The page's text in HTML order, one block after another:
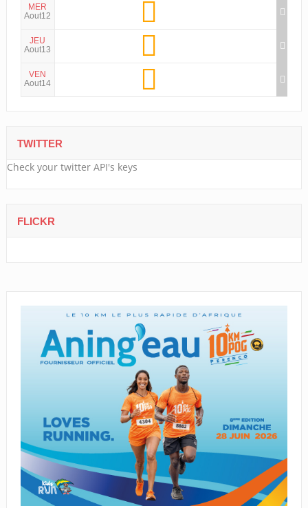
MER
Aout12
JEU
Aout13
VEN
Aout14
TWITTER
Check your twitter API's keys
FLICKR